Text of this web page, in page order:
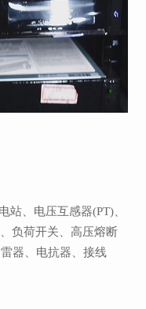
站、电压互感器(PT)、
负荷开关、高压熔断
器、电抗器、接线